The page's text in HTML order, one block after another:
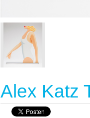
Alex Katz